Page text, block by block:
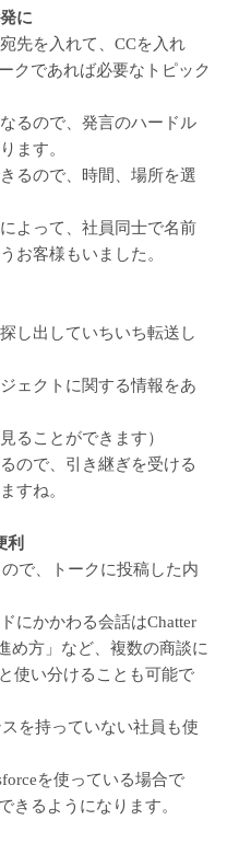
に
先を入れて、CCを入れ
クであれば必要なトピック
るので、発言のハードル
ます。
るので、時間、場所を選
よって、社員同士で名前
お客様もいました。
し出していちいち転送し
ェクトに関する情報をあ
ることができます）
ので、引き継ぎを受ける
すね。
利
で、トークに投稿した内
にかかわる会話はChatter
め方」など、複数の商談に
使い分けることも可能で
を持っていない社員も使
を使っている場合で
きるようになります。